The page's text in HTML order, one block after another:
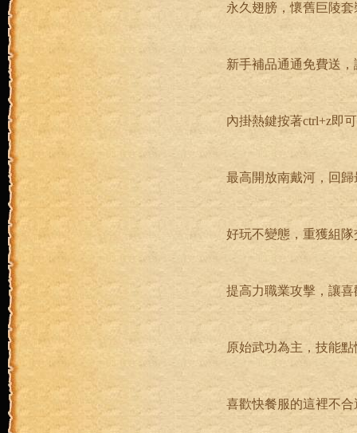
永久翅膀，懷舊巨陵
新手補品通通免費送
內掛熱鍵按著ctrl+z即
最高開放南戴河，回
好玩不變態，重獲組
提高力職業攻擊，讓
原始武功為主，技能
喜歡快餐服的這裡不